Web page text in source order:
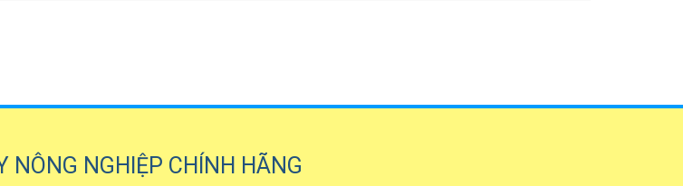
NÔNG NGHIỆP CHÍNH HÃNG